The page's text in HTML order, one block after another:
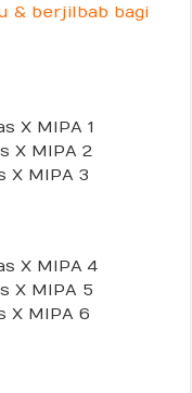
& berjilbab bagi
X MIPA 1
X MIPA 2
X MIPA 3
X MIPA 4
X MIPA 5
X MIPA 6